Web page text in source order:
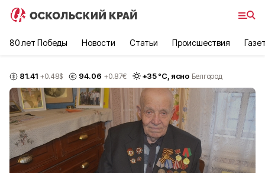
80 лет Победы Новости Статьи Происшествия
81.41 +0.48$ 94.06 +0.87€ +35°С, ясно Белгород